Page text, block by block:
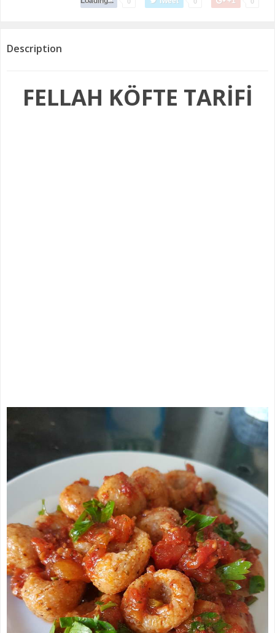
Description
FELLAH KÖFTE TARİFİ